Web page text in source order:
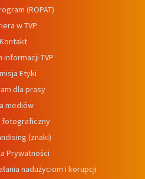
(ROPAT)
w TVP
Kontakt
informacji TVP
Etyki
dla prasy
mediów
fotograficzny
(znaki)
Prywatności
nadużyciom i korupcji